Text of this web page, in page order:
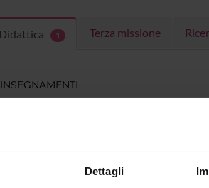
Dettagli
Didattica 1 Terza missione
INSEGNAMENTI